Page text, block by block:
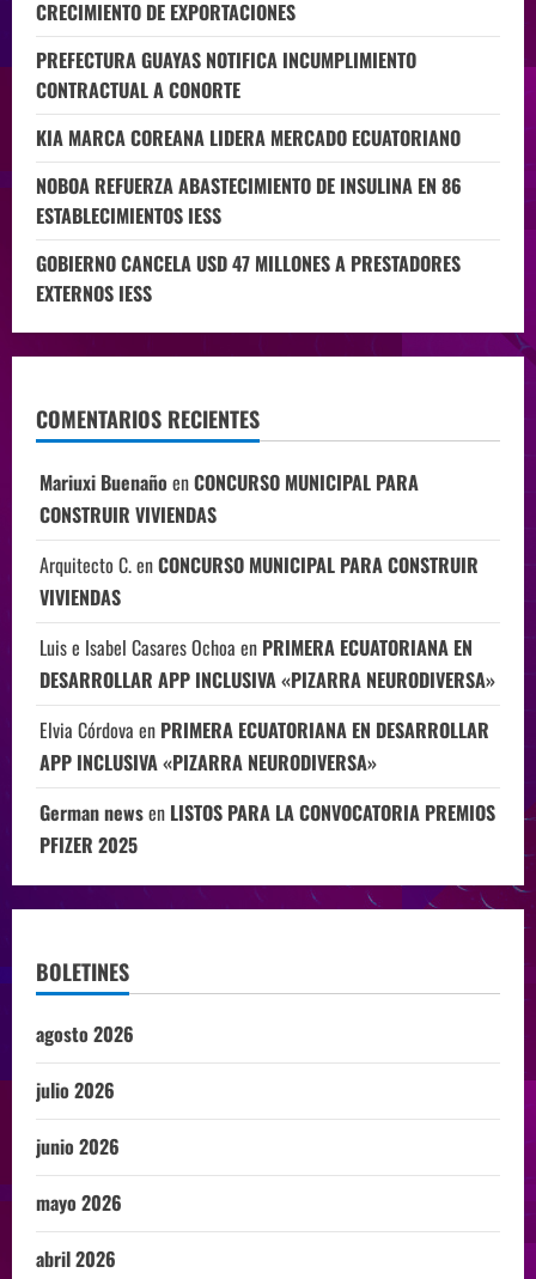
CRECIMIENTO DE EXPORTACIONES
PREFECTURA GUAYAS NOTIFICA INCUMPLIMIENTO
CONTRACTUAL A CONORTE
KIA MARCA COREANA LIDERA MERCADO ECUATORIANO
NOBOA REFUERZA ABASTECIMIENTO DE INSULINA EN 86
ESTABLECIMIENTOS IESS
GOBIERNO CANCELA USD 47 MILLONES A PRESTADORES
EXTERNOS IESS
COMENTARIOS RECIENTES
Mariuxi Buenaño enCONCURSO MUNICIPAL PARA
CONSTRUIR VIVIENDAS
Arquitecto C.enCONCURSO MUNICIPAL PARA CONSTRUIR
VIVIENDAS
Luis e Isabel Casares Ochoa en PRIMERA ECUATORIANA EN
DESARROLLAR APP INCLUSIVA «PIZARRA NEURODIVERSA»
Elvia Córdova en PRIMERA ECUATORIANA EN DESARROLLAR
APP INCLUSIVA «PIZARRA NEURODIVERSA»
German newsen LISTOS PARA LA CONVOCATORIA PREMIOS
PFIZER 2025
BOLETINES
agosto 2026
julio 2026
junio 2026
mayo 2026
abril 2026